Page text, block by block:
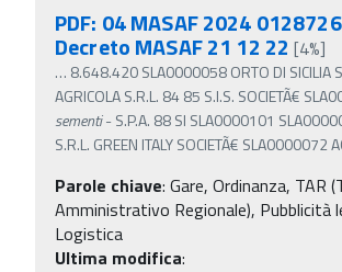
PDF: 04 MASAF 2024
Decreto MASAF 21 12 22 [4%]
… 8.648.420 SLA0000058 ORTO DI SICILIA
AGRICOLA S.R.L. 84 85 S.I.S. SOCIETÃ€
sementi- S.P.A. 88 SI SLA0000101
S.R.L. GREEN ITALY SOCIETÃ€ SLA0000072
Parole chiave: Gare, Ordinanza, TAR
Amministrativo Regionale), Pubblicità
Logistica
Ultima modifica: